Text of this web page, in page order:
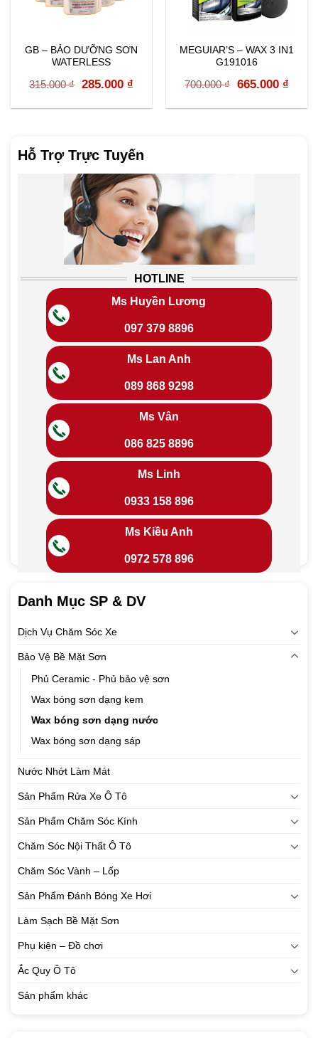
Hỗ Trợ Trực Tuyến
HOTLINE
Ms Huyền Lương
097 379 8896
Ms Lan Anh
089 868 9298
Ms Vân
086 825 8896
Ms Linh
0933 158 896
Ms Kiều Anh
0972 578 896
Danh Mục SP & DV
Dịch Vụ Chăm Sóc Xe
Bảo Vệ Bề Mặt Sơn
Phủ Ceramic - Phủ bảo vệ sơn
Wax bóng sơn dạng kem
Wax bóng sơn dạng nước
Wax bóng sơn dạng sáp
Nước Nhớt Làm Mát
Sản Phẩm Rửa Xe Ô Tô
Sản Phẩm Chăm Sóc Kính
Chăm Sóc Nội Thất Ô Tô
Chăm Sóc Vành – Lốp
Sản Phẩm Đánh Bóng Xe Hơi
Làm Sạch Bề Mặt Sơn
Phụ kiện – Đồ chơi
Ắc Quy Ô Tô
Sản phẩm khác
GB – BẢO DƯỠNG SƠN
WATERLESS
315.000₫ Original
285.000 ₫Current
MEGUIAR’S – WAX 3 IN1
G191016
700.000₫ Original
665.000 ₫